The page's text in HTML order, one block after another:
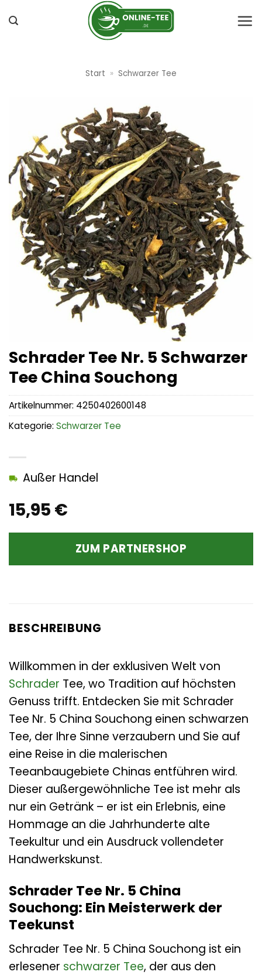
Inhalt
Start » Schwarzer Tee
Schrader Tee Nr. 5 Schwarzer
Tee China Souchong
15,95 €
Außer Handel
ZUM PARTNERSHOP
Artikelnummer: 4250402600148
Kategorie: Schwarzer Tee
BESCHREIBUNG
Willkommen in der exklusiven Welt von
Schrader Tee, wo Tradition auf höchsten
Genuss trifft. Entdecken Sie mit Schrader
Tee Nr. 5 China Souchong einen schwarzen
Tee, der Ihre Sinne verzaubern und Sie auf
eine Reise in die malerischen
Teeanbaugebiete Chinas entführen wird.
Dieser außergewöhnliche Tee ist mehr als
nur ein Getränk – er ist ein Erlebnis, eine
Hommage an die Jahrhunderte alte
Teekultur und ein Ausdruck vollendeter
Handwerkskunst.
Schrader Tee Nr. 5 China
Souchong: Ein Meisterwerk der
Teekunst
Schrader Tee Nr. 5 China Souchong ist ein
erlesener schwarzer Tee, der aus den